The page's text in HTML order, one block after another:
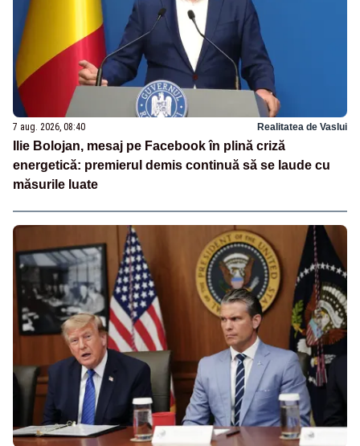
7 aug. 2026, 08:40 Realitatea de Vaslui
Ilie Bolojan, mesaj pe Facebook în plină criză
energetică: premierul demis continuă să se laude cu
măsurile luate